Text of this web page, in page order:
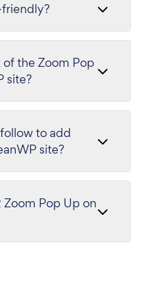
the Zoom Pop
site?
to add
site?
Pop Up on